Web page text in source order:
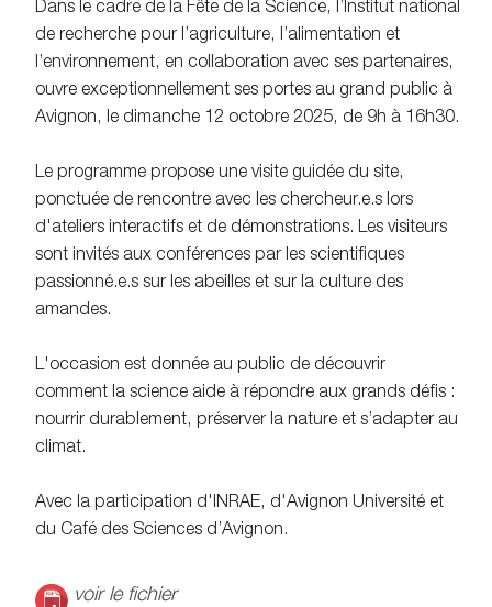
Dans le cadre de la Fête de la Science, l’Institut national
de recherche pour l’agriculture, l’alimentation et
l’environnement, en collaboration avec ses partenaires,
ouvre exceptionnellement ses portes au grand public à
Avignon, le dimanche 12 octobre 2025, de 9h à 16h30.
Le programme propose une visite guidée du site,
ponctuée de rencontre avec les chercheur.e.s lors
d'ateliers interactifs et de démonstrations. Les visiteurs
sont invités aux conférences par les scientifiques
passionné.e.s sur les abeilles et sur la culture des
amandes.
L'occasion est donnée au public de découvrir
comment la science aide à répondre aux grands défis :
nourrir durablement, préserver la nature et s’adapter au
climat.
Avec la participation d'INRAE, d'Avignon Université et
du Café des Sciences d’Avignon.
voir le fichier